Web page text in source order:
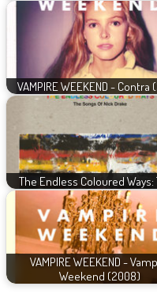
VAMPIRE WEEKEND - Contra
The Endless Coloured
VAMPIRE WEEKEND -
Weekend (2008)